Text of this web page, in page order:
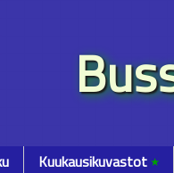
Kuukausikuvastot٭